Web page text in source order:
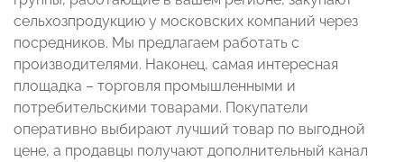
сельхозпродукцию у московских компаний через
посредников. Мы предлагаем работать с
производителями. Наконец, самая интересная
площадка – торговля промышленными и
потребительскими товарами. Покупатели
оперативно выбирают лучший товар по выгодной
цене, а продавцы получают дополнительный канал